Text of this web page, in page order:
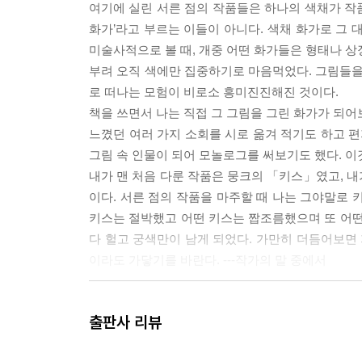
여기에 실린 서른 점의 작품들은 하나의 색채가
화가’라고 부르는 이들이 아니다. 색채 화가로 그
미술사적으로 볼 때, 개중 어떤 화가들은 형태나
부려 오직 색에만 집중하기로 마음먹었다. 그림들
로 떠나는 모험이 비로소 흥미진진해진 것이다.
책을 쓰면서 나는 직접 그 그림을 그린 화가가 되
느꼈던 여러 가지 소회를 시로 옮겨 적기도 하고
그림 속 인물이 되어 모놀로그를 써보기도 했다.
내가 맨 처음 다룬 작품은 뭉크의 「키스」였고,
이다. 서른 점의 작품을 마주할 때 나는 그야말로
키스는 절박했고 어떤 키스는 짭조름했으며 또 어
다 헐고 궁색만이 남게 되었다. 가만히 더듬어보
이든 될 수 있고 무엇이든 할 수 있다고 믿지요. 따
출판사 리뷰